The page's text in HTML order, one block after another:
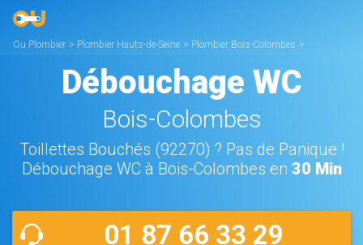
Ou Plombier > Plombier Hauts-de-Seine > Plombier Bois-Colombes >
Débouchage WC
Bois-Colombes
Toillettes Bouchés (92270) ? Pas de Panique !
Débouchage WC à Bois-Colombes en 30 Min
01 87 66 33 29